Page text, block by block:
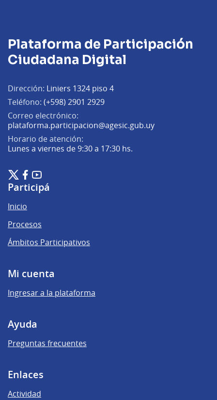
Plataforma de Participación
Ciudadana Digital
Dirección: Liniers 1324 piso 4
Teléfono: (+598) 2901 2929
Correo electrónico:
plataforma.participacion@agesic.gub.uy(Abrir en una
Horario de atención:
Lunes a viernes de 9:30 a 17:30 hs.
Plataforma de Participación Ciudadana Digital en X
(Enlace externo)
Plataforma de Participación Ciudadana Digital en Facebook
(Enlace externo)
Plataforma de Participación Ciudadana Digital en
(Enlace externo)
Participá
Inicio
Procesos
Ámbitos Participativos
Mi cuenta
Ingresar a la plataforma
Ayuda
Preguntas frecuentes
Enlaces
Actividad